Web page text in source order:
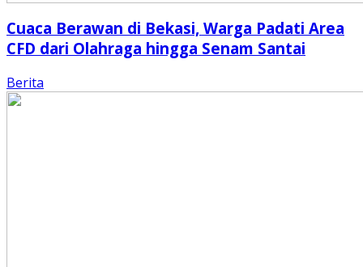
Cuaca Berawan di Bekasi, Warga Padati Area
CFD dari Olahraga hingga Senam Santai
Berita